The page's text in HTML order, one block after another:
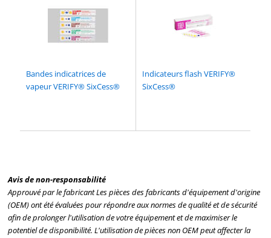
Bandes indicatrices de
vapeur VERIFY® SixCess®
Indicateurs flash VERIFY®
SixCess®
Avis de non-responsabilité
Approuvé par le fabricant Les pièces des fabricants d'équipement d'origine
(OEM) ont été évaluées pour répondre aux normes de qualité et de sécurité
afin de prolonger l'utilisation de votre équipement et de maximiser le
potentiel de disponibilité. L'utilisation de pièces non OEM peut affecter la